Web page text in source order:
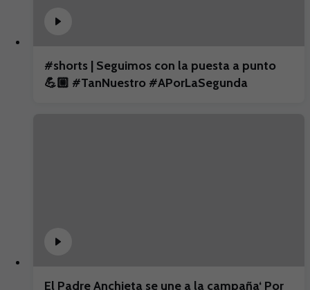
#shorts | Seguimos con la puesta a punto
💪🏼 #TanNuestro #APorLaSegunda
El Padre Anchieta se une a la campaña‘ Por